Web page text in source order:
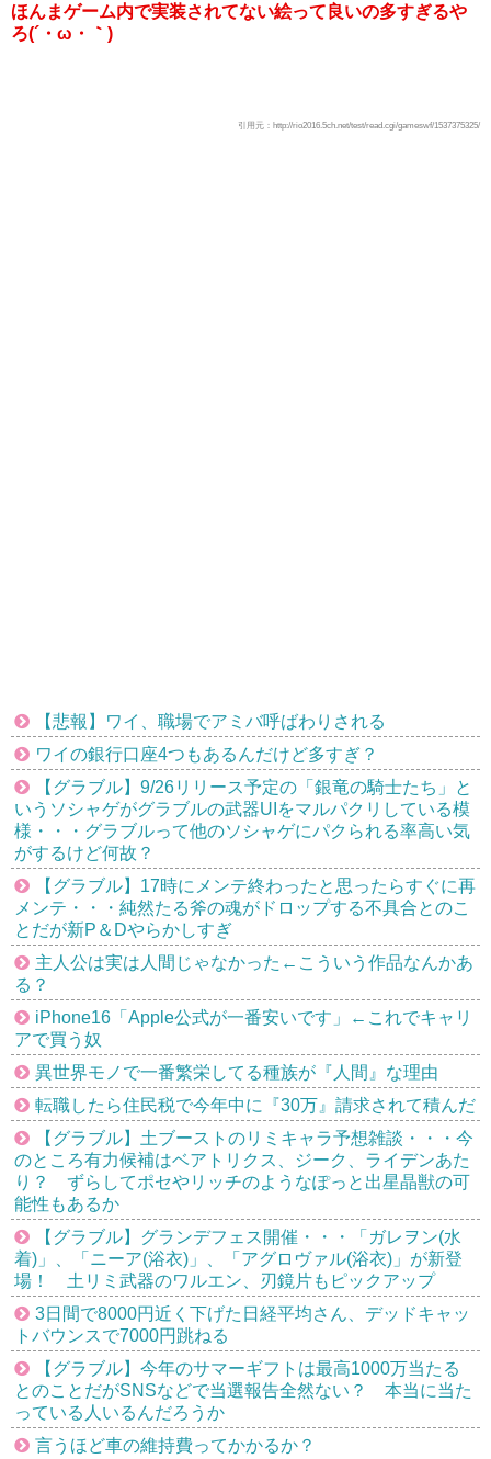
ほんまゲーム内で実装されてない絵って良いの多すぎるや
ろ(´・ω・｀)
引用元：http://rio2016.5ch.net/test/read.cgi/gameswf/1537375325/
【悲報】ワイ、職場でアミバ呼ばわりされる
ワイの銀行口座4つもあるんだけど多すぎ？
【グラブル】9/26リリース予定の「銀竜の騎士たち」と
いうソシャゲがグラブルの武器UIをマルパクリしている模
様・・・グラブルって他のソシャゲにパクられる率高い気
がするけど何故？
【グラブル】17時にメンテ終わったと思ったらすぐに再
メンテ・・・純然たる斧の魂がドロップする不具合とのこ
とだが新P＆Dやらかしすぎ
主人公は実は人間じゃなかった←こういう作品なんかあ
る？
iPhone16「Apple公式が一番安いです」←これでキャリ
アで買う奴
異世界モノで一番繁栄してる種族が『人間』な理由
転職したら住民税で今年中に『30万』請求されて積んだ
【グラブル】土ブーストのリミキャラ予想雑談・・・今
のところ有力候補はベアトリクス、ジーク、ライデンあた
り？ ずらしてポセやリッチのようなぽっと出星晶獣の可
能性もあるか
【グラブル】グランデフェス開催・・・「ガレヲン(水
着)」、「ニーア(浴衣)」、「アグロヴァル(浴衣)」が新登
場！ 土リミ武器のワルエン、刃鏡片もピックアップ
3日間で8000円近く下げた日経平均さん、デッドキャッ
トバウンスで7000円跳ねる
【グラブル】今年のサマーギフトは最高1000万当たる
とのことだがSNSなどで当選報告全然ない？ 本当に当た
っている人いるんだろうか
言うほど車の維持費ってかかるか？